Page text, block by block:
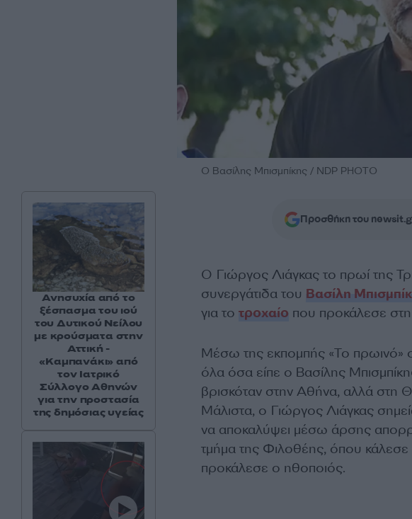
O Βασίλης Μπισμπίκης / NDP PHOTO
Προσθήκη του
Ο Γιώργος Λιάγκας το πρωί της
συνεργάτιδα του Βασίλη
για το τροχαίο που προκάλεσε
Μέσω της εκπομπής «Το πρωινό»
όλα όσα είπε ο Βασίλης
βρισκόταν στην Αθήνα, αλλά στη
Μάλιστα, ο Γιώργος Λιάγκας
να αποκαλύψει μέσω άρσης
τμήμα της Φιλοθέης, όπου κάλεσε
προκάλεσε ο ηθοποιός.
Ανησυχία από το
ξέσπασμα του ιού
του Δυτικού Νείλου
με κρούσματα στην
Αττική -
«Καμπανάκι» από
τον Ιατρικό
Σύλλογο Αθηνών
για την προστασία
της δημόσιας υγείας